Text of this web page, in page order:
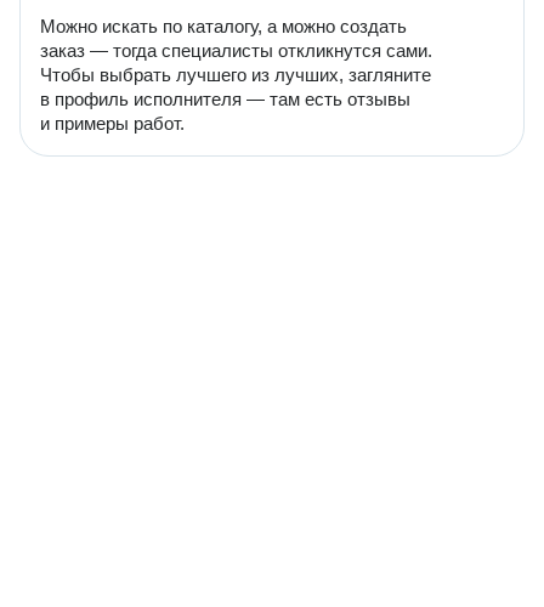
Можно искать по каталогу, а можно создать
заказ — тогда специалисты откликнутся сами.
Чтобы выбрать лучшего из лучших, загляните
в профиль исполнителя — там есть отзывы
и примеры работ.